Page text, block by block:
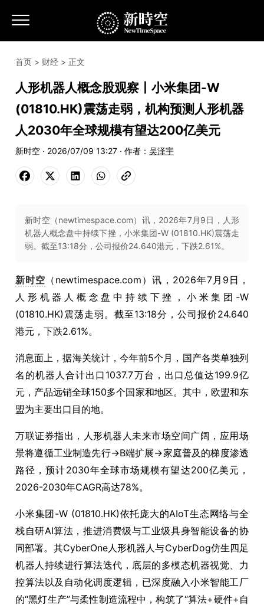
首页 > 财经 > 正文
人形机器人概念股观察丨小米集团-W
(01810.HK)震荡走弱，机构预测人形机器
人2030年全球规模有望达200亿美元
新时空 · 2026/07/09 13:27 · 作者： 吴泽宇
新时空（newtimespace.com）讯，2026年7月9日，人形
机器人概念盘中持续下挫，小米集团-W (01810.HK)震荡走
弱。截至13:18分，公司报价24.640港元，下跌2.61%。
新时空 （newtimespace.com）讯，2026年7月9日，
人形机器人概念盘中持续下挫，小米集团-W
(01810.HK)震荡走弱。截至13:18分，公司报价24.640
港元，下跌2.61%。
消息面上，据海关统计，今年前5个月，国产各类单独列
名的机器人合计出口1037.7万台，出口总值达199.9亿
元，产品远销全球150多个国家和地区。其中，欧盟和东
盟为主要出口目的地。
万联证券指出，人形机器人未来市场空间广阔，应用场
景将遵循工业制造先行→B端扩展→家庭普及的梯度渗透
路径，预计2030年全球市场规模有望达200亿美元，
2026-2030年CAGR高达78%。
小米集团-W (01810.HK)依托庞大的AIoT生态网络与全
栈自研AI算法，推进消费级与工业级具身智能设备的协
同部署。其CyberOne人形机器人与CyberDog仿生四足
机器人持续进行算法迭代，底层的多模态机器视觉、力
控算法以及自动化调度逻辑，已深度融入小米智能工厂
的“黑灯生产”与柔性制造流程中，构筑了“算法+硬件+自